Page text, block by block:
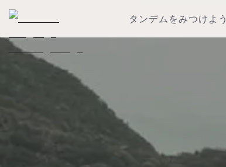
タンデムをみつけよう